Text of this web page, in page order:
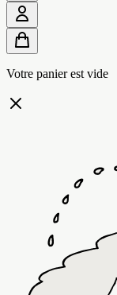
Votre panier est vide